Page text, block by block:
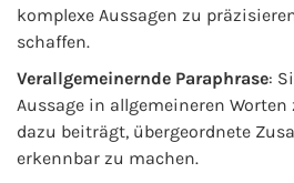
komplexe Aussagen zu
schaffen.
Verallgemeinernde Paraphrase:
Aussage in allgemeineren
dazu beiträgt, übergeordnete
erkennbar zu machen.